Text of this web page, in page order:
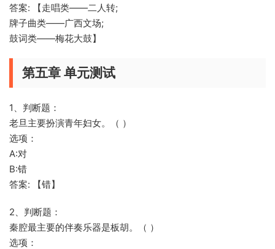
答案: 【走唱类——二人转;
牌子曲类——广西文场;
鼓词类——梅花大鼓】
第五章 单元测试
1、判断题：
老旦主要扮演青年妇女。（ ）
选项：
A:对
B:错
答案: 【错】
2、判断题：
秦腔最主要的伴奏乐器是板胡。（ ）
选项：